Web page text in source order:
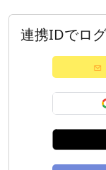
連携IDでロ